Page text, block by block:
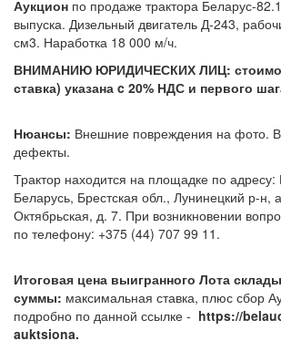
Аукцион по продаже трактора Беларус-
выпуска. Дизельный двигатель Д-243,
см3. Наработка 18 000 м/ч.
ВНИМАНИЮ ЮРИДИЧЕСКИХ ЛИЦ:
ставка) указана c 20% НДС и первого
Нюансы: Внешние повреждения на фото.
дефекты.
Трактор находится на площадке по адресу:
Беларусь, Брестская обл., Лунинецкий р-н,
Октябрьская, д. 7. При возникновении
по телефону: +375 (44)
Итоговая цена выигранного Лота
суммы: максимальная ставка, плюс сбор
подробно по данной ссылке - https://
auktsiona.